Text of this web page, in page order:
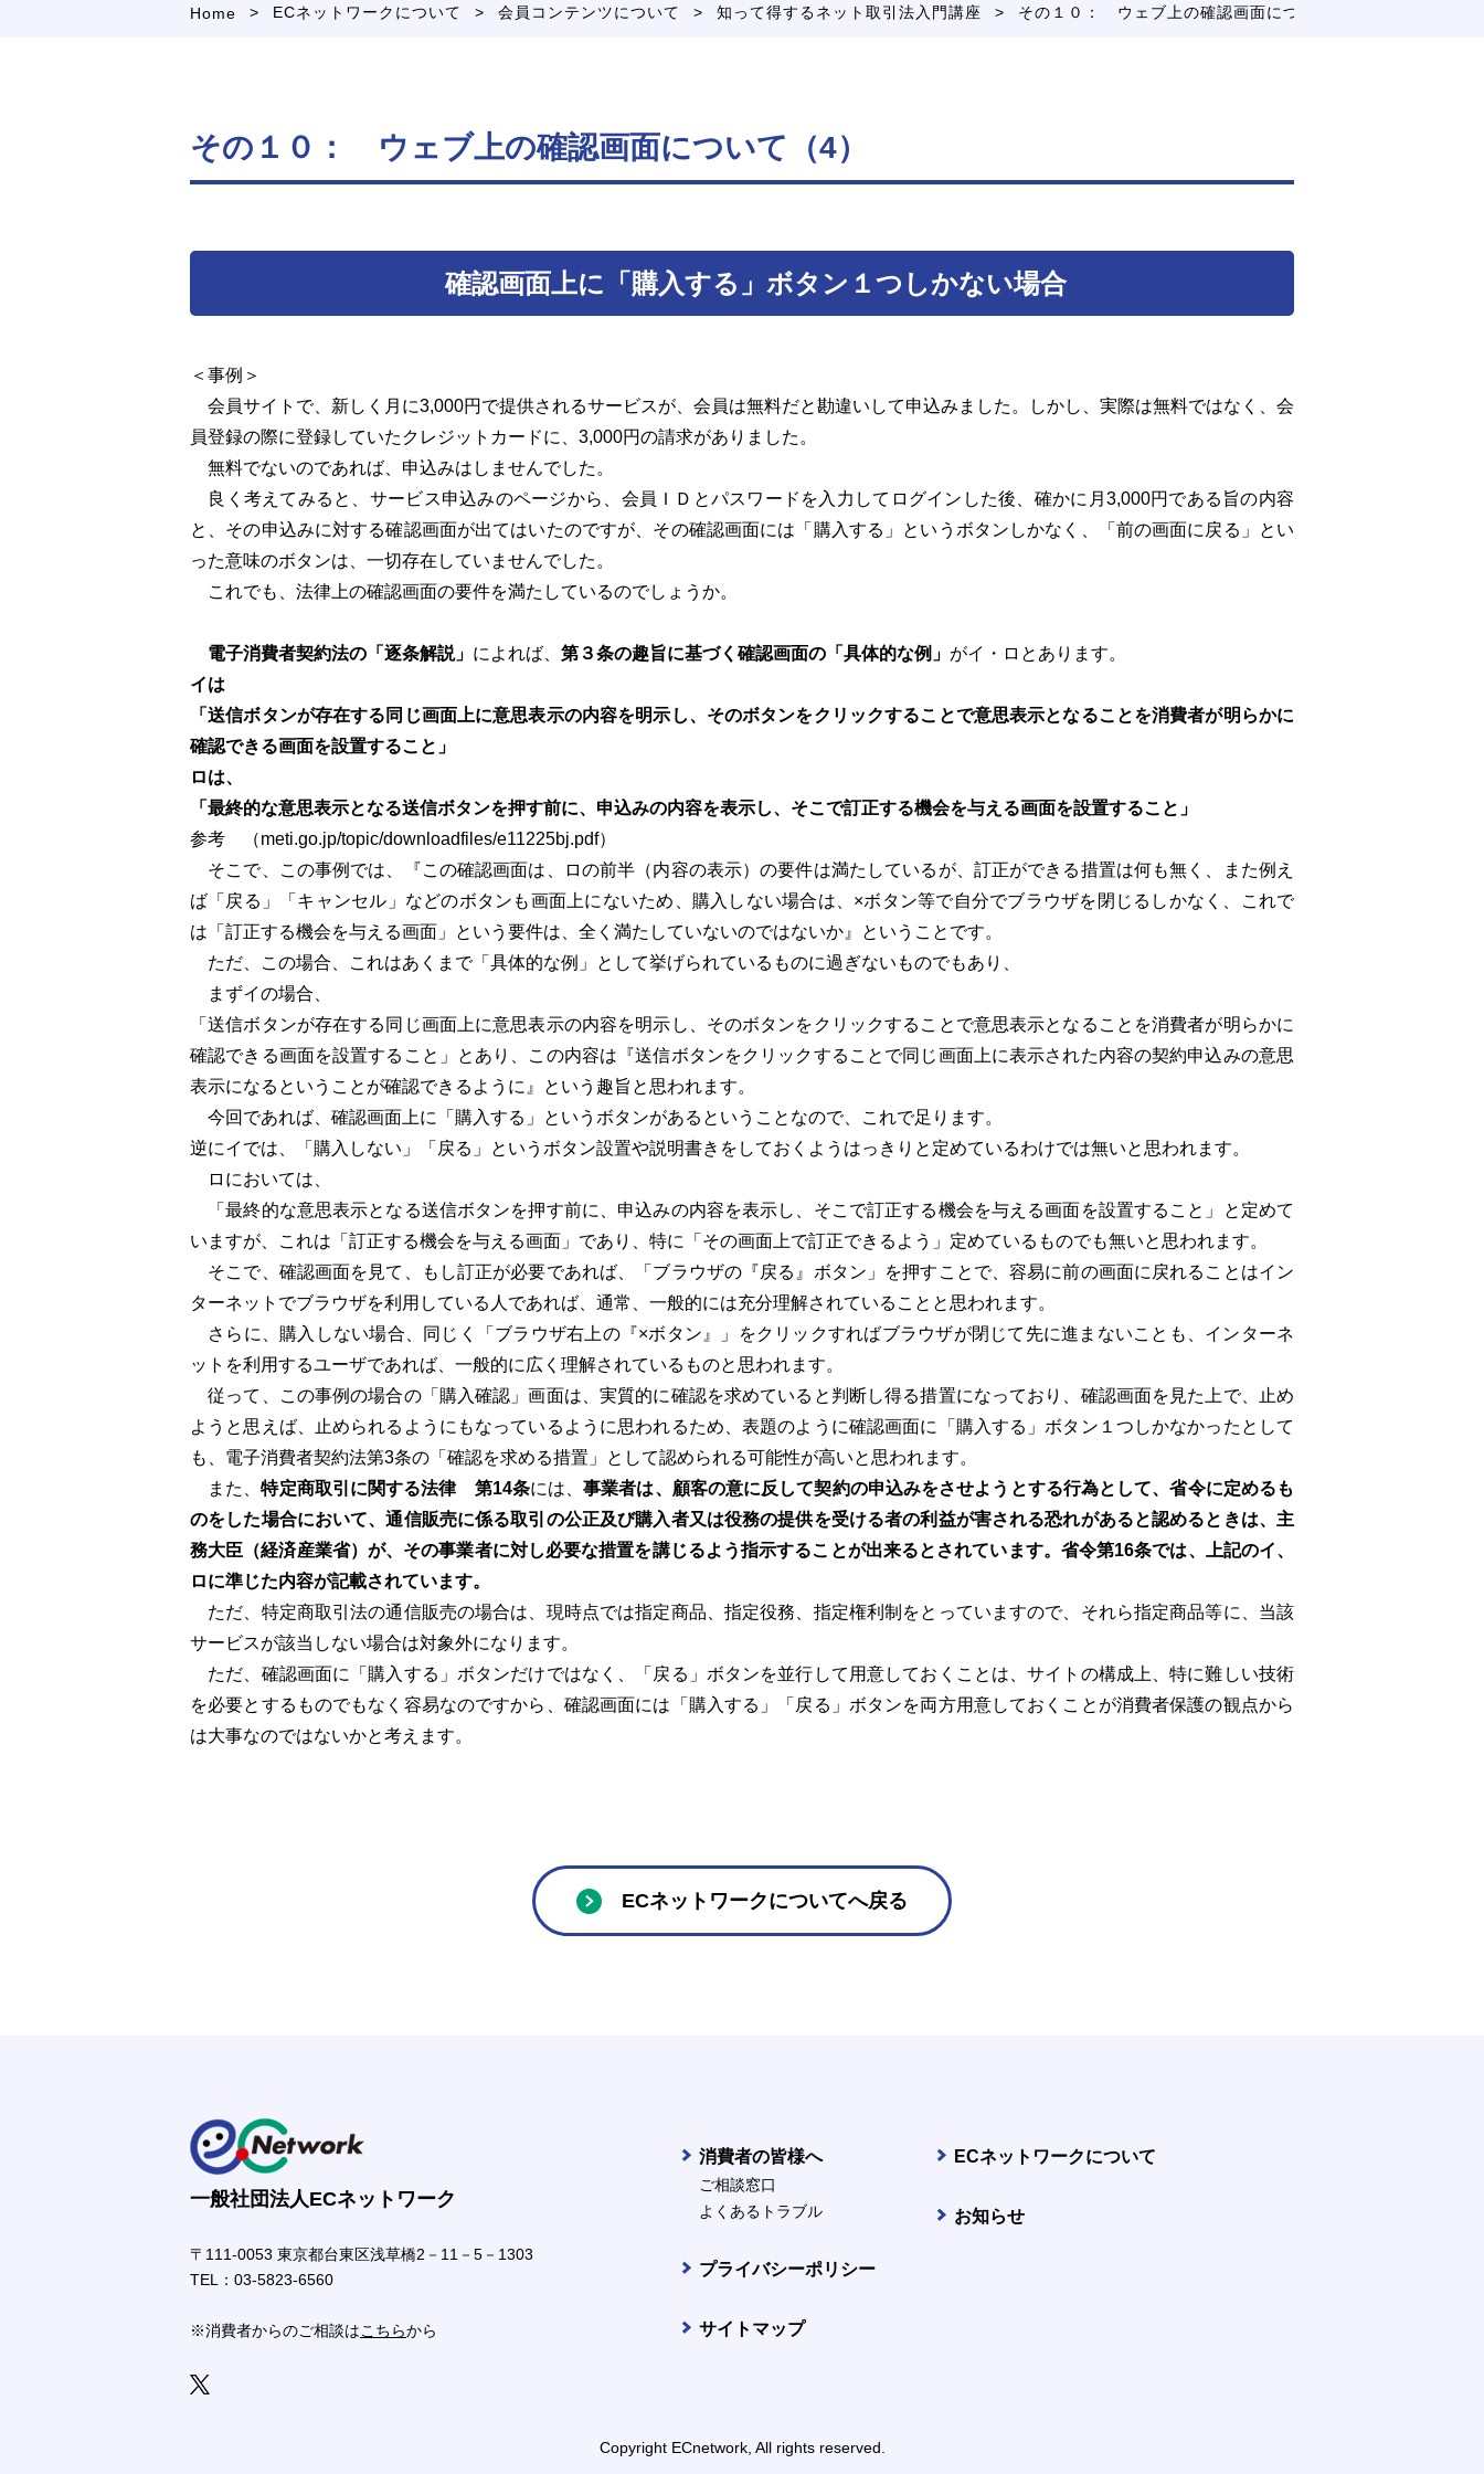
Home > ECネットワークについて > 会員コンテンツについて > 知って得するネット取引法入門講座 > その１０： ウェブ上の確認画面について（4）
その１０： ウェブ上の確認画面について（4）
確認画面上に「購入する」ボタン１つしかない場合
＜事例＞
会員サイトで、新しく月に3,000円で提供されるサービスが、会員は無料だと勘違いして申込みました。しかし、実際は無料ではなく、会
員登録の際に登録していたクレジットカードに、3,000円の請求がありました。
無料でないのであれば、申込みはしませんでした。
良く考えてみると、サービス申込みのページから、会員ＩＤとパスワードを入力してログインした後、確かに月3,000円である旨の内容
と、その申込みに対する確認画面が出てはいたのですが、その確認画面には「購入する」というボタンしかなく、「前の画面に戻る」とい
った意味のボタンは、一切存在していませんでした。
これでも、法律上の確認画面の要件を満たしているのでしょうか。
電子消費者契約法の「逐条解説」 によれば、 第３条の趣旨に基づく確認画面の「具体的な例」 がイ・ロとあります。
イは
「送信ボタンが存在する同じ画面上に意思表示の内容を明示し、そのボタンをクリックすることで意思表示となることを消費者が明らかに
確認できる画面を設置すること」
ロは、
「最終的な意思表示となる送信ボタンを押す前に、申込みの内容を表示し、そこで訂正する機会を与える画面を設置すること」
参考 （meti.go.jp/topic/downloadfiles/e11225bj.pdf）
そこで、この事例では、『この確認画面は、ロの前半（内容の表示）の要件は満たしているが、訂正ができる措置は何も無く、また例え
ば「戻る」「キャンセル」などのボタンも画面上にないため、購入しない場合は、×ボタン等で自分でブラウザを閉じるしかなく、これで
は「訂正する機会を与える画面」という要件は、全く満たしていないのではないか』ということです。
ただ、この場合、これはあくまで「具体的な例」として挙げられているものに過ぎないものでもあり、
まずイの場合、
「送信ボタンが存在する同じ画面上に意思表示の内容を明示し、そのボタンをクリックすることで意思表示となることを消費者が明らかに
確認できる画面を設置すること」とあり、この内容は『送信ボタンをクリックすることで同じ画面上に表示された内容の契約申込みの意思
表示になるということが確認できるように』という趣旨と思われます。
今回であれば、確認画面上に「購入する」というボタンがあるということなので、これで足ります。
逆にイでは、「購入しない」「戻る」というボタン設置や説明書きをしておくようはっきりと定めているわけでは無いと思われます。
ロにおいては、
「最終的な意思表示となる送信ボタンを押す前に、申込みの内容を表示し、そこで訂正する機会を与える画面を設置すること」と定めて
いますが、これは「訂正する機会を与える画面」であり、特に「その画面上で訂正できるよう」定めているものでも無いと思われます。
そこで、確認画面を見て、もし訂正が必要であれば、「ブラウザの『戻る』ボタン」を押すことで、容易に前の画面に戻れることはイン
ターネットでブラウザを利用している人であれば、通常、一般的には充分理解されていることと思われます。
さらに、購入しない場合、同じく「ブラウザ右上の『×ボタン』」をクリックすればブラウザが閉じて先に進まないことも、インターネ
ットを利用するユーザであれば、一般的に広く理解されているものと思われます。
従って、この事例の場合の「購入確認」画面は、実質的に確認を求めていると判断し得る措置になっており、確認画面を見た上で、止め
ようと思えば、止められるようにもなっているように思われるため、表題のように確認画面に「購入する」ボタン１つしかなかったとして
も、電子消費者契約法第3条の「確認を求める措置」として認められる可能性が高いと思われます。
また、特定商取引に関する法律 第14条には、事業者は、顧客の意に反して契約の申込みをさせようとする行為として、省令に定めるも
のをした場合において、通信販売に係る取引の公正及び購入者又は役務の提供を受ける者の利益が害される恐れがあると認めるときは、主
務大臣（経済産業省）が、その事業者に対し必要な措置を講じるよう指示することが出来るとされています。省令第16条では、上記のイ、
ロに準じた内容が記載されています。
ただ、特定商取引法の通信販売の場合は、現時点では指定商品、指定役務、指定権利制をとっていますので、それら指定商品等に、当該
サービスが該当しない場合は対象外になります。
ただ、確認画面に「購入する」ボタンだけではなく、「戻る」ボタンを並行して用意しておくことは、サイトの構成上、特に難しい技術
を必要とするものでもなく容易なのですから、確認画面には「購入する」「戻る」ボタンを両方用意しておくことが消費者保護の観点から
は大事なのではないかと考えます。
ECネットワークについてへ戻る
一般社団法人ECネットワーク
〒111-0053 東京都台東区浅草橋2－11－5－1303
TEL： 03-5823-6560
※消費者からのご相談はこちらから
消費者の皆様へ
ご相談窓口
よくあるトラブル
プライバシーポリシー
サイトマップ
ECネットワークについて
お知らせ
Copyright ECnetwork, All rights reserved.